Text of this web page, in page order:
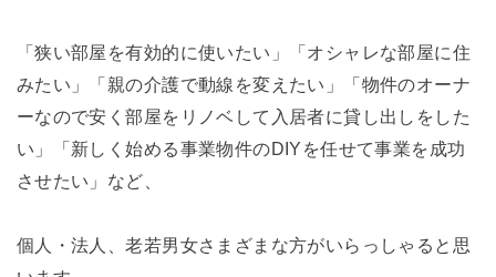
「狭い部屋を有効的に使いたい」「オシャレな部屋に住
みたい」「親の介護で動線を変えたい」「物件のオーナ
ーなので安く部屋をリノベして入居者に貸し出しをした
い」「新しく始める事業物件のDIYを任せて事業を成功
させたい」など、
個人・法人、老若男女さ まざまな方がいらっしゃると思